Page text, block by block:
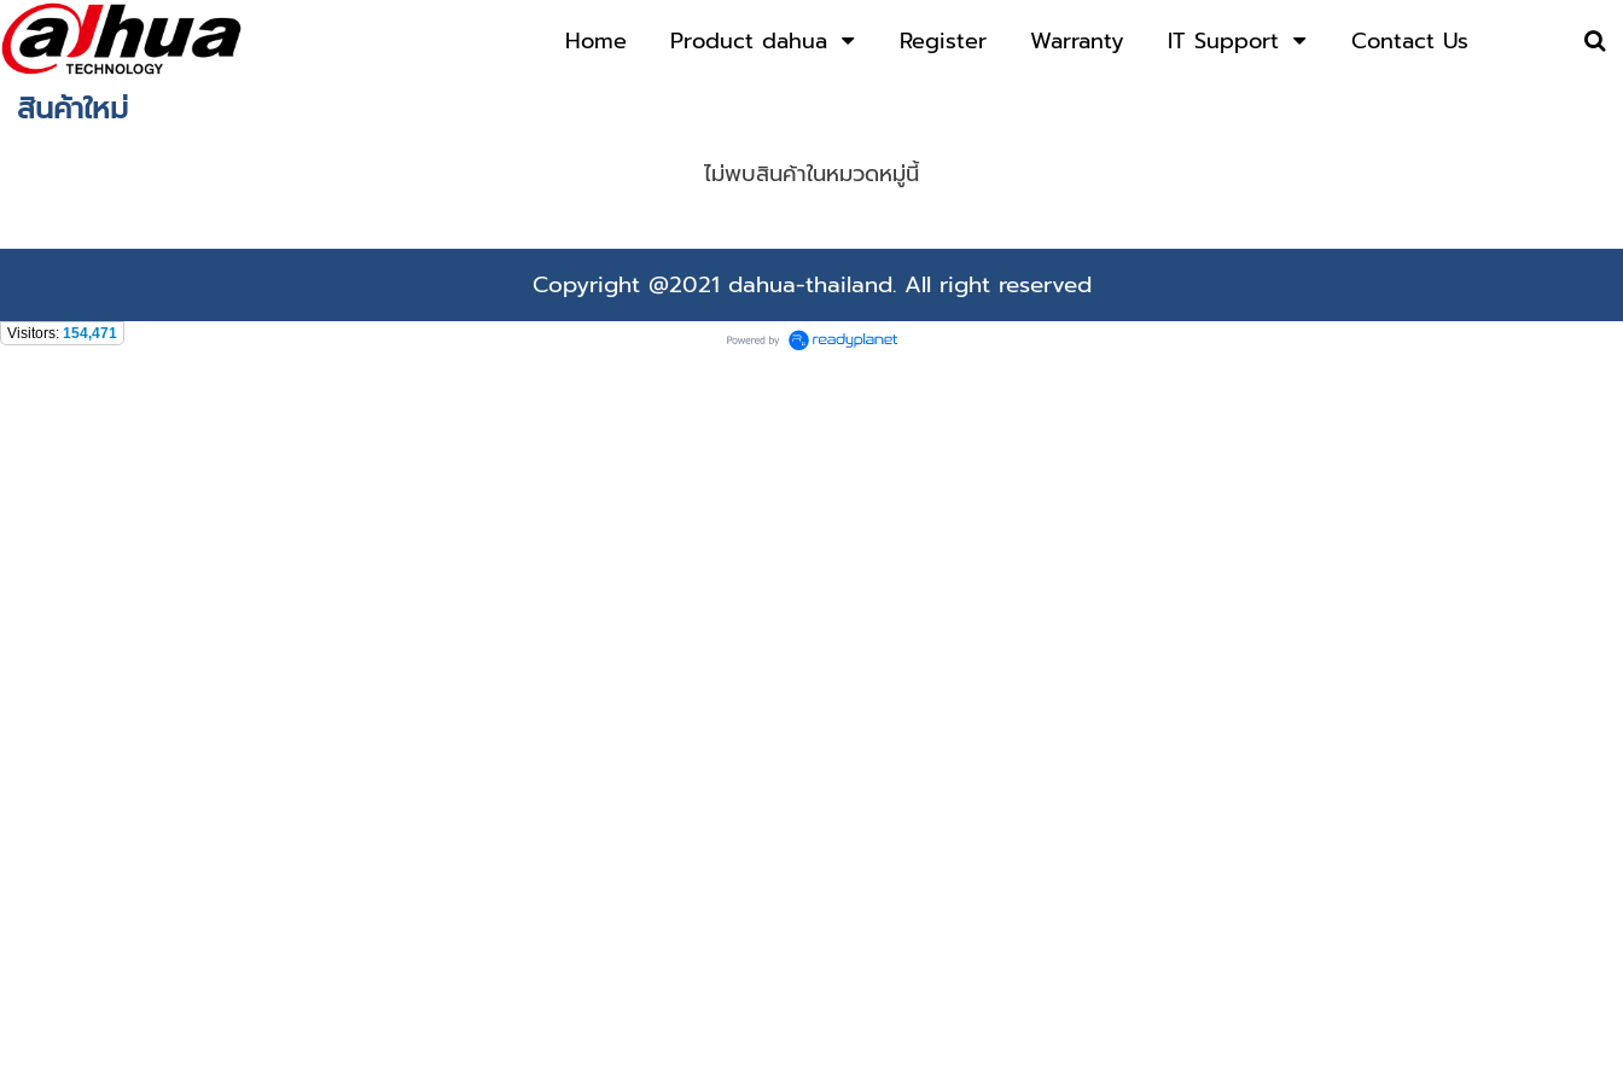
Home Product dahua Register Warranty IT Support Contact Us
สินค้าใหม่
ไม่พบสินค้าในหมวดหมู่นี้
Copyright @2021 dahua-thailand. All right reserved
Visitors: 154,471